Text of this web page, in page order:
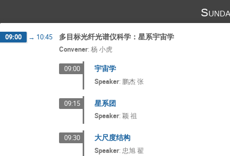
09:00 → 10:45 多目标光纤光谱仪科学：星系宇宙学
Convener: 杨 小虎
09:00 宇宙学
Speaker: 鹏杰 张
09:15 星系团
Speaker: 颖 祖
09:30 大尺度结构
Speaker: 忠旭 翟